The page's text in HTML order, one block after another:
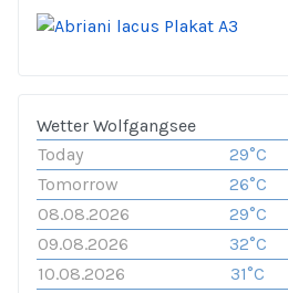
Wetter Wolfgangsee
Today
29°C
Tomorrow
26°C
08.08.2026
29°C
09.08.2026
32°C
10.08.2026
31°C